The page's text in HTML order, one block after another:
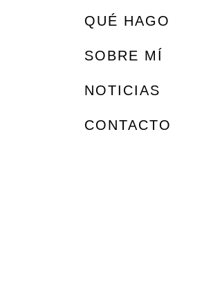
QUÉ HAGO
SOBRE MÍ
NOTICIAS
CONTACTO